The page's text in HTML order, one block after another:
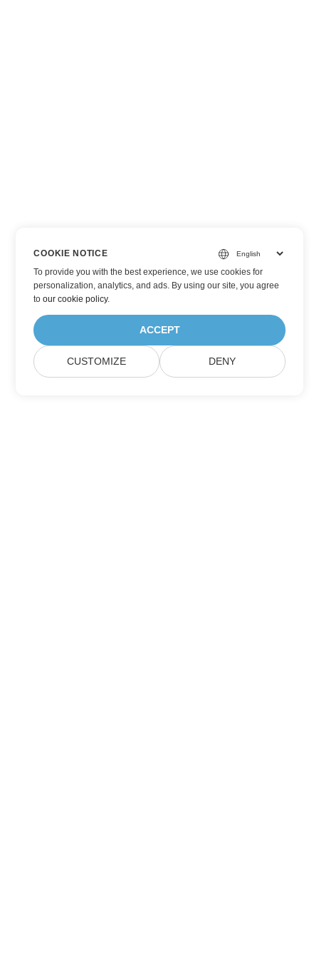
COOKIE NOTICE
To provide you with the best experience, we use cookies for
personalization, analytics, and ads. By using our site, you agree
toour cookie policy.
ACCEPT
CUSTOMIZE DENY